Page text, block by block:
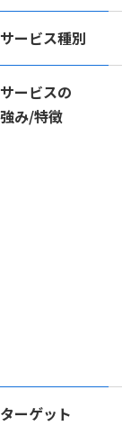
サービス種別
サービスの
強み/特徴
ターゲット